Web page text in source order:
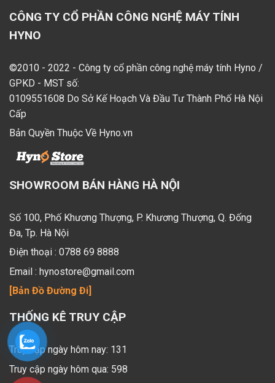
CÔNG TY CỔ PHẦN CÔNG NGHỆ MÁY TÍNH
HYNO
©2010 - 2022 - Công ty cổ phần công nghệ máy tính Hyno /
GPKD - MST số:
0109551608 Do Sở Kế Hoạch Và Đầu Tư Thành Phố Hà Nội
Cấp
Bản Quyền Thuộc Về Hyno.vn
SHOWROOM BÁN HÀNG HÀ NỘI
Số 100, Phố Khương Thượng, P. Khương Thượng, Q. Đống
Đa, Tp. Hà Nội
Điện thoại : 0788 69 8888
Email : hynostore@gmail.com
[Bản Đồ Đường Đi]
THỐNG KÊ TRUY CẬP
Truy cập ngày hôm nay: 131
Truy cập ngày hôm qua: 598